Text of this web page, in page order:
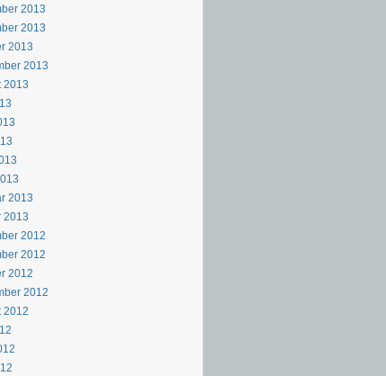
2013
2013
2013
2013
2013
2013
2013
2012
2012
2012
2012
2012